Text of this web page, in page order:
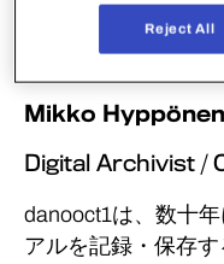
アーティストについ
Mikko
Digital Archivist /
danooct1は、数十
アルを記録・保存
Reject All